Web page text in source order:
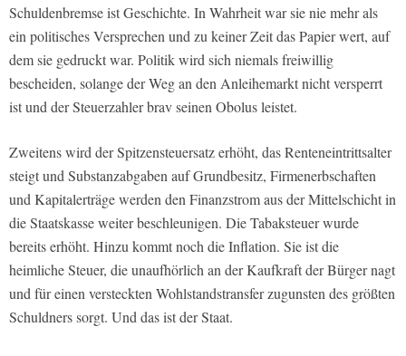
Schuldenbremse ist Geschichte. In Wahrheit war sie nie mehr als
ein politisches Versprechen und zu keiner Zeit das Papier wert, auf
dem sie gedruckt war. Politik wird sich niemals freiwillig
bescheiden, solange der Weg an den Anleihemarkt nicht versperrt
ist und der Steuerzahler brav seinen Obolus leistet.
Zweitens wird der Spitzensteuersatz erhöht, das Renteneintrittsalter
steigt und Substanzabgaben auf Grundbesitz, Firmenerbschaften
und Kapitalerträge werden den Finanzstrom aus der Mittelschicht in
die Staatskasse weiter beschleunigen. Die Tabaksteuer wurde
bereits erhöht. Hinzu kommt noch die Inflation. Sie ist die
heimliche Steuer, die unaufhörlich an der Kaufkraft der Bürger nagt
und für einen versteckten Wohlstandstransfer zugunsten des größten
Schuldners sorgt. Und das ist der Staat.